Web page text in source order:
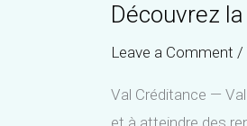
Découvrez
Leave a Comment /
Val Créditance —